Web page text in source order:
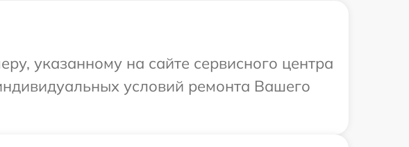
указанному на сайте сервисного центра
условий ремонта Вашего